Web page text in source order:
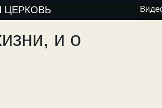
ЦЕРКОВЬ
и о